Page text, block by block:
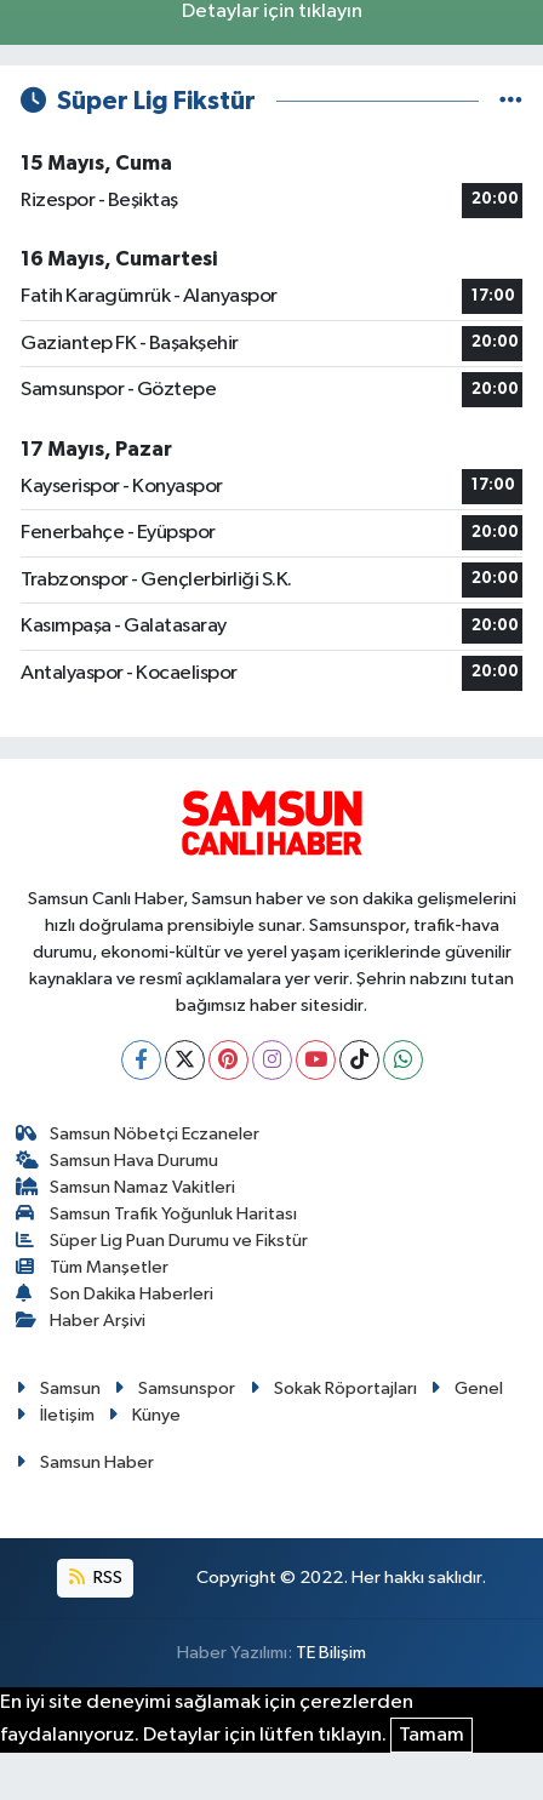
Detaylar için tıklayın
Süper Lig Fikstür
15 Mayıs, Cuma
Rizespor - Beşiktaş
20:00
16 Mayıs, Cumartesi
Fatih Karagümrük - Alanyaspor
17:00
Gaziantep FK - Başakşehir 20:00
Samsunspor - Göztepe 20:00
17 Mayıs, Pazar
Kayserispor - Konyaspor
17:00
Fenerbahçe - Eyüpspor 20:00
Trabzonspor - Gençlerbirliği S.K. 20:00
Kasımpaşa - Galatasaray 20:00
Antalyaspor - Kocaelispor 20:00
Samsun Canlı Haber, Samsun haber ve son dakika gelişmelerini
hızlı doğrulama prensibiyle sunar. Samsunspor, trafik-hava
durumu, ekonomi-kültür ve yerel yaşam içeriklerinde güvenilir
kaynaklara ve resmî açıklamalara yer verir. Şehrin nabzını tutan
bağımsız haber sitesidir.
Samsun Nöbetçi Eczaneler
Samsun Hava Durumu
Samsun Namaz Vakitleri
Samsun Trafik Yoğunluk Haritası
Süper Lig Puan Durumu ve Fikstür
Tüm Manşetler
Son Dakika Haberleri
Haber Arşivi
Samsun Samsunspor Sokak Röportajları
Genel
İletişim
Künye
Samsun Haber
RSS Copyright © 2022. Her hakkı saklıdır.
Haber Yazılımı: TE Bilişim
En iyi site deneyimi sağlamak için çerezlerden
faydalanıyoruz. Detaylar için lütfen tıklayın.
Tamam